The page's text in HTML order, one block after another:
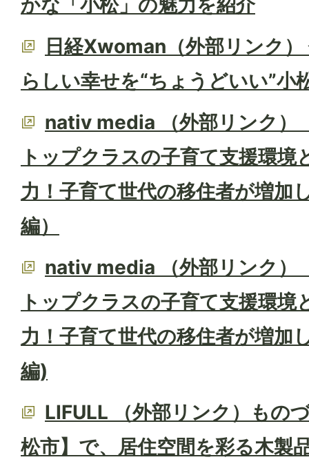
かな「小松」の魅力を紹介
日経Xwoman（外部リンク
らしい幸せを“ちょうどいい”小
nativ media （外部リンク）
トップクラスの子育て支援環境
力！子育て世代の移住者が増加
編）
nativ media （外部リンク）
トップクラスの子育て支援環境
力！子育て世代の移住者が増加
編)
LIFULL （外部リンク）もの
松市】で、居住空間を彩る木製